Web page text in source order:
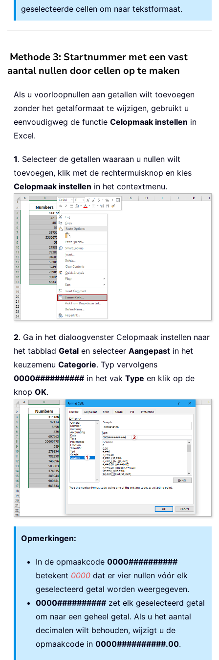
geselecteerde cellen om naar tekstformaat.
Methode 3: Startnummer met een vast
aantal nullen door cellen op te maken
Als u voorloopnullen aan getallen wilt toevoegen
zonder het getalformaat te wijzigen, gebruikt u
eenvoudigweg de functie Celopmaak instellen in
Excel.
1. Selecteer de getallen waaraan u nullen wilt
toevoegen, klik met de rechtermuisknop en kies
Celopmaak instellen in het contextmenu.
2. Ga in het dialoogvenster Celopmaak instellen naar
het tabblad Getal en selecteer Aangepast in het
keuzemenu Categorie. Typ vervolgens
0000##########in het vak Type en klik op de
knop OK.
Opmerkingen:
In de opmaakcode 0000##########
betekent 0000 dat er vier nullen vóór elk
geselecteerd getal worden weergegeven.
0000##########zet elk geselecteerd getal
om naar een geheel getal. Als u het aantal
decimalen wilt behouden, wijzigt u de
opmaakcode in 0000##########.00.